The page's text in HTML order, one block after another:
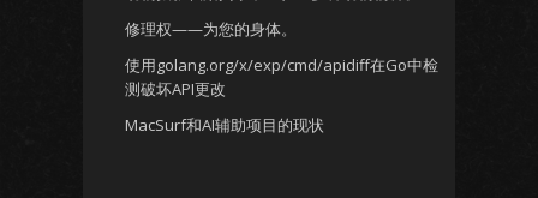
修理权——为您的身体。
使用golang.org/x/exp/cmd/apidiff在Go中检
测破坏API更改
MacSurf和AI辅助项目的现状